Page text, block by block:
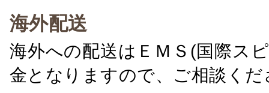
海外配送
海外への配送はＥＭＳ(国際ス
金となりますので、ご相談くだ